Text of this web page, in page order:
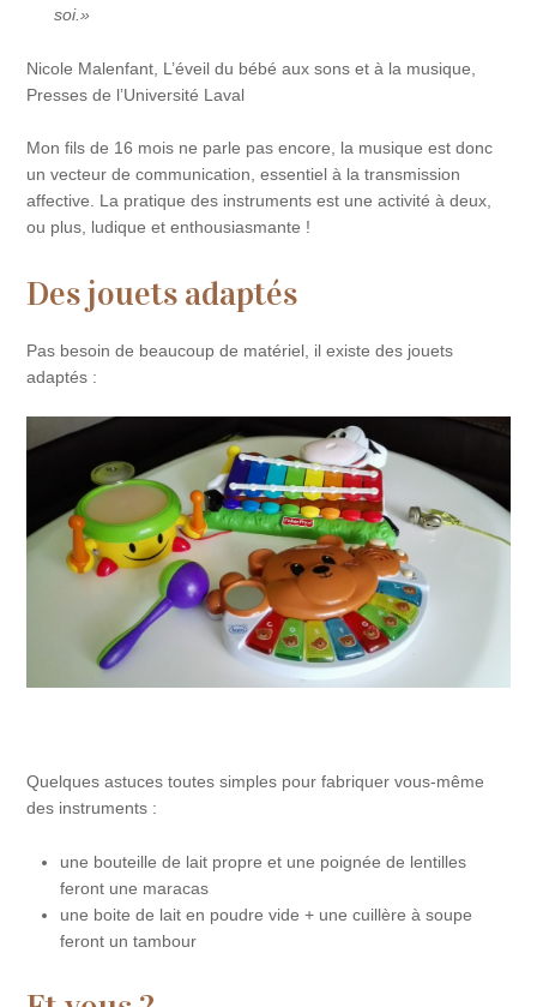
soi.»
Nicole Malenfant, L’éveil du bébé aux sons et à la musique,
Presses de l’Université Laval
Mon fils de 16 mois ne parle pas encore, la musique est donc
un vecteur de communication, essentiel à la transmission
affective. La pratique des instruments est une activité à deux,
ou plus, ludique et enthousiasmante !
Des jouets adaptés
Pas besoin de beaucoup de matériel, il existe des jouets
adaptés :
Quelques astuces toutes simples pour fabriquer vous-même
des instruments :
une bouteille de lait propre et une poignée de lentilles
feront une maracas
une boite de lait en poudre vide + une cuillère à soupe
feront un tambour